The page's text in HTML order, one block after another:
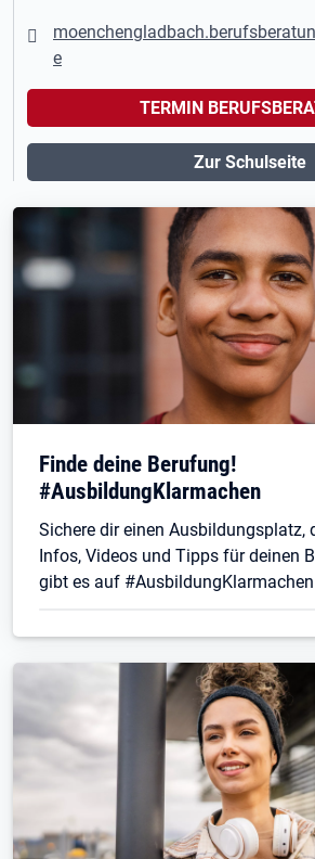
e
TERMIN
Zur Schulseite
Finde deine Berufung!
#AusbildungKlarmachen
Sichere dir einen Ausbildungsplatz,
Infos, Videos und Tipps für deinen
gibt es auf #AusbildungKlarmachen